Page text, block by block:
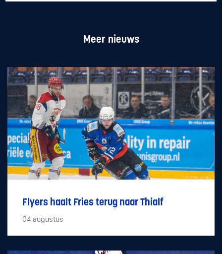
Meer nieuws
Flyers haalt Fries terug naar Thialf
04 augustus